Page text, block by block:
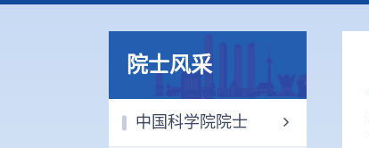
院士风采
中国科学院院士